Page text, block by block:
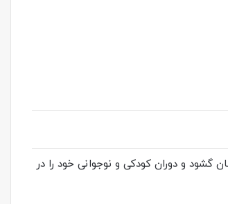
دیده به جهان گشود و دوران کودکی و نوجوانی خود را در